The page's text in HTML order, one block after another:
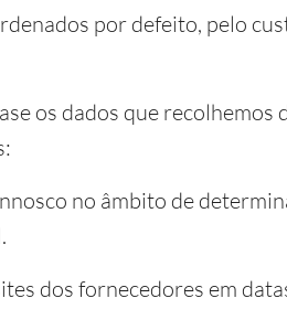
por defeito, pelo
os dados que recolhemos
no âmbito de
dos fornecedores em